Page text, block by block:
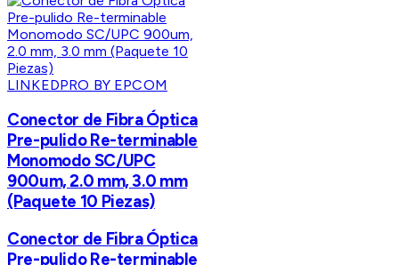
LINKEDPRO BY EPCOM
Conector de Fibra Óptica
Pre-pulido Re-terminable
Monomodo SC/UPC
900um, 2.0 mm, 3.0 mm
(Paquete 10 Piezas)
Conector de Fibra Óptica
Pre-pulido Re-terminable